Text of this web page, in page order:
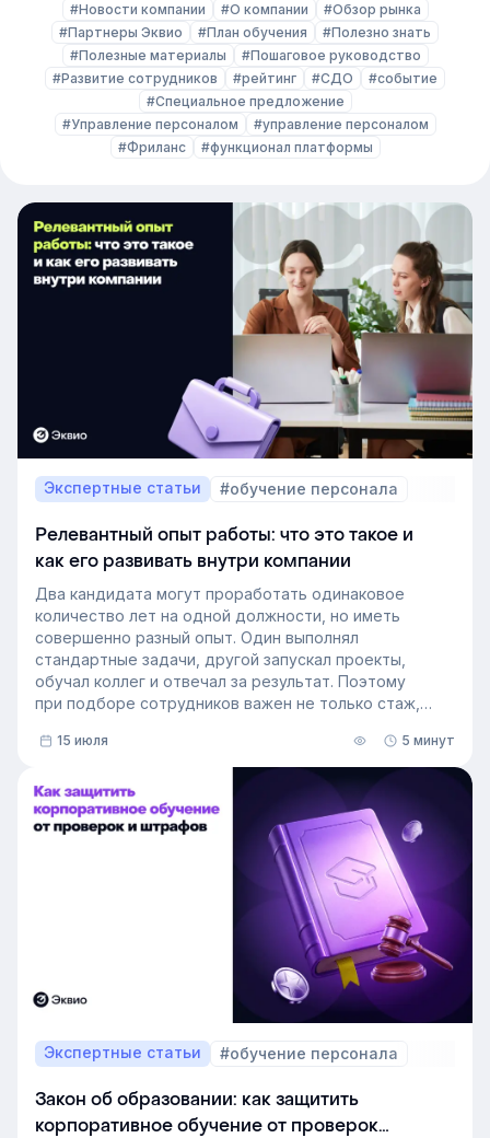
#Новости компании
#О компании
#Обзор рынка
#Партнеры Эквио
#План обучения
#Полезно знать
#Полезные материалы
#Пошаговое руководство
#Развитие сотрудников
#рейтинг #СДО
#событие
#Специальное предложение
#Управление персоналом
#управление персоналом
#Фриланс
#функционал платформы
Экспертные статьи #обучение персонала
Релевантный опыт работы: что это такое и
как его развивать внутри компании
Два кандидата могут проработать одинаковое
количество лет на одной должности, но иметь
совершенно разный опыт. Один выполнял
стандартные задачи, другой запускал проекты,
обучал коллег и отвечал за результат. Поэтому
при подборе сотрудников важен не только стаж,
В этой статье разберём, релевантный опыт работы
— что это на практике, как оценивать его при найме
и внутренних переводах, почему не всегда
стоит искать полностью готовых специалистов и как
развивать нужные компетенции внутри компании.
15 июля 5 минут
Экспертные статьи #обучение персонала
Закон об образовании: как защитить
корпоративное обучение от проверок